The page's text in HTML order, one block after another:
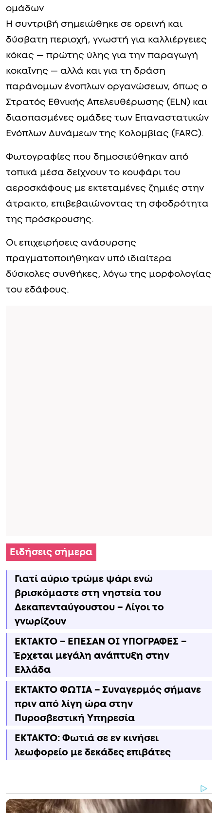
ομάδων
Η συντριβή σημειώθηκε σε ορεινή και
δύσβατη περιοχή, γνωστή για καλλιέργειες
κόκας — πρώτης ύλης για την παραγωγή
κοκαΐνης — αλλά και για τη δράση
παράνομων ένοπλων οργανώσεων, όπως ο
Στρατός Εθνικής Απελευθέρωσης (ELN) και
διασπασμένες ομάδες των Επαναστατικών
Ενόπλων Δυνάμεων της Κολομβίας (FARC).
Φωτογραφίες που δημοσιεύθηκαν από
τοπικά μέσα δείχνουν το κουφάρι του
αεροσκάφους με εκτεταμένες ζημιές στην
άτρακτο, επιβεβαιώνοντας τη σφοδρότητα
της πρόσκρουσης.
Οι επιχειρήσεις ανάσυρσης
πραγματοποιήθηκαν υπό ιδιαίτερα
δύσκολες συνθήκες, λόγω της μορφολογίας
του εδάφους.
Ειδήσεις σήμερα
Γιατί αύριο τρώμε ψάρι ενώ
βρισκόμαστε στη νηστεία του
Δεκαπενταύγουστου – Λίγοι το
γνωρίζουν
ΕΚΤΑΚΤΟ – ΕΠΕΣΑΝ ΟΙ ΥΠΟΓΡΑΦΕΣ –
Έρχεται μεγάλη ανάπτυξη στην
Ελλάδα
ΕΚΤΑΚΤΟ ΦΩΤΙΑ – Συναγερμός σήμανε
πριν από λίγη ώρα στην
Πυροσβεστική Υπηρεσία
ΕΚΤΑΚΤΟ: Φωτιά σε εν κινήσει
λεωφορείο με δεκάδες επιβάτες